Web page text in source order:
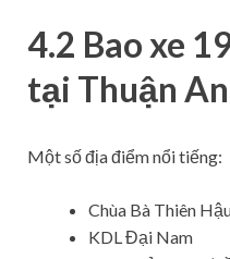
4.2 Bao xe
tại Thuận An
Một số địa điểm nổi tiếng:
Chùa Bà Thiên
KDL Đại Nam